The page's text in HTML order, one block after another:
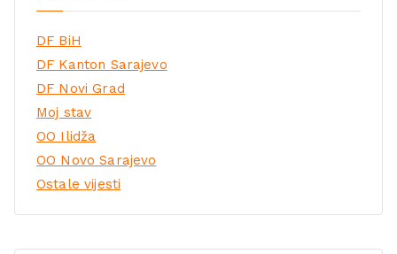
DF BiH
DF Kanton Sarajevo
DF Novi Grad
Moj stav
OO Ilidža
OO Novo Sarajevo
Ostale vijesti